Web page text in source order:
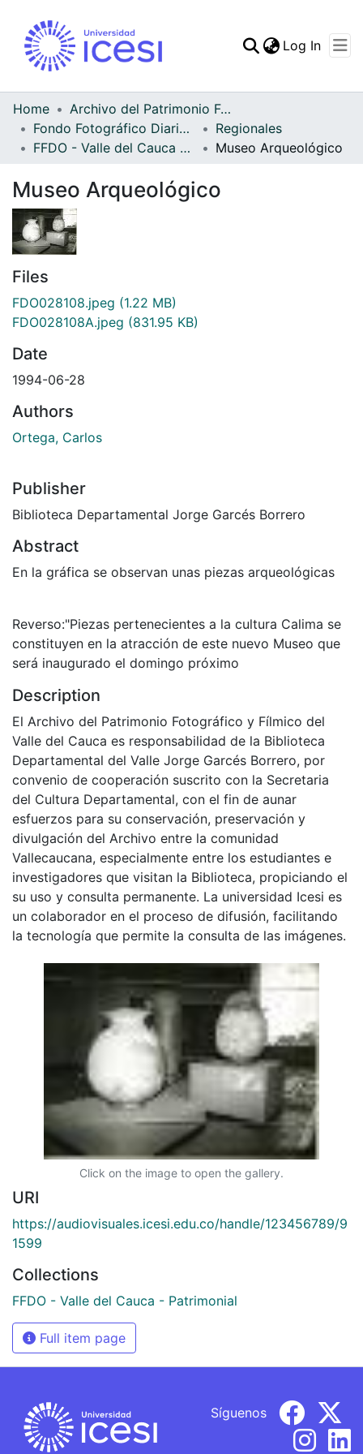
Statistics
Log In
Home
Archivo del Patrimonio Fotográfico y Fílmico del Valle del Cauca
Fondo Fotográfico Diario Occidente
Regionales
FFDO - Valle del Cauca - Patrimonial
Museo Arqueológico
Museo Arqueológico
Files
FDO028108.jpeg (1.22 MB)
FDO028108A.jpeg (831.95 KB)
Date
1994-06-28
Authors
Ortega, Carlos
Publisher
Biblioteca Departamental Jorge Garcés Borrero
Abstract
En la gráfica se observan unas piezas arqueológicas
Reverso:"Piezas pertenecientes a la cultura Calima se
constituyen en la atracción de este nuevo Museo que
será inaugurado el domingo próximo
Description
El Archivo del Patrimonio Fotográfico y Fílmico del
Valle del Cauca es responsabilidad de la Biblioteca
Departamental del Valle Jorge Garcés Borrero, por
convenio de cooperación suscrito con la Secretaria
del Cultura Departamental, con el fin de aunar
esfuerzos para su conservación, preservación y
divulgación del Archivo entre la comunidad
Vallecaucana, especialmente entre los estudiantes e
investigadores que visitan la Biblioteca, propiciando el
su uso y consulta permanente. La universidad Icesi es
un colaborador en el proceso de difusión, facilitando
la tecnología que permite la consulta de las imágenes.
Click on the image to open the gallery.
URI
https://audiovisuales.icesi.edu.co/handle/123456789/9
1599
Collections
FFDO - Valle del Cauca - Patrimonial
Full item page
Síguenos